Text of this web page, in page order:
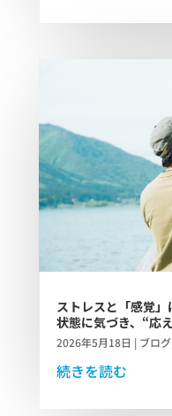
ストレスと「感覚
状態に気づき、“応
2026年5月18日 | ブログ
続きを読む